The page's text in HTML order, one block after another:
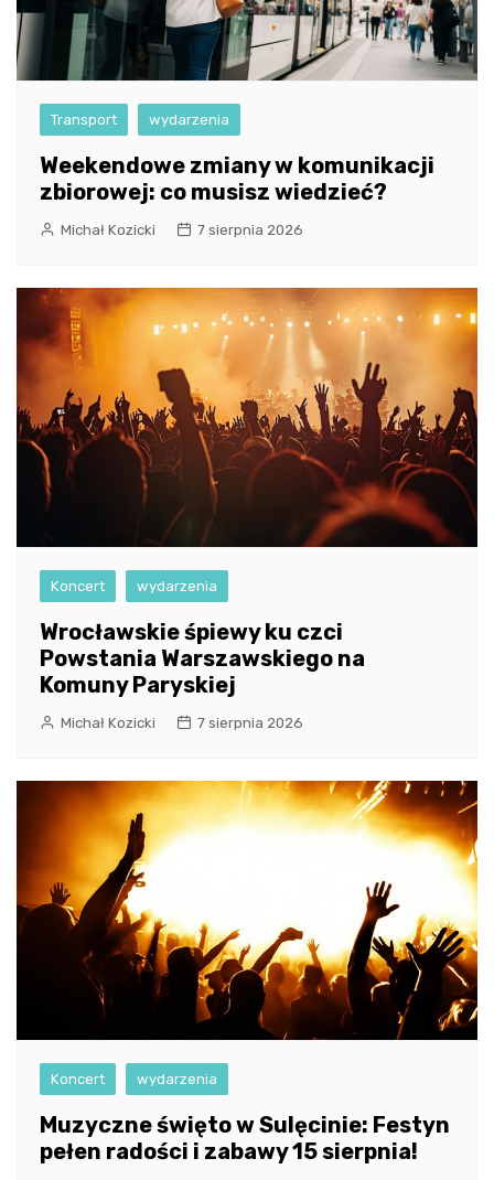
Transport wydarzenia
Weekendowe zmiany w komunikacji
zbiorowej: co musisz wiedzieć?
Michał Kozicki 7 sierpnia 2026
Koncert wydarzenia
Wrocławskie śpiewy ku czci
Powstania Warszawskiego na
Komuny Paryskiej
Michał Kozicki 7 sierpnia 2026
Koncert wydarzenia
Muzyczne święto w Sulęcinie: Festyn
pełen radości i zabawy 15 sierpnia!